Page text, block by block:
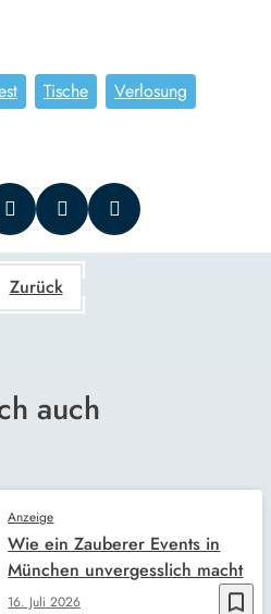
Tische
Verlosung
Zurück
auch
bookmark_border
Anzeige
16. Juli 2026
Wie ein Zauberer Events in
München unvergesslich macht